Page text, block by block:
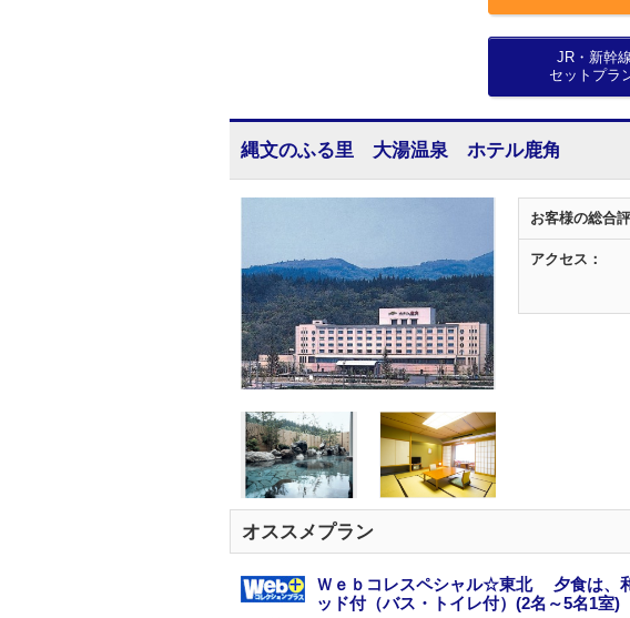
JR・新幹
セットプラ
縄文のふる里 大湯温泉 ホテル鹿角
お客様の総合
アクセス：
オススメプラン
Ｗｅｂコレスペシャル☆東北 夕食は、
ッド付（バス・トイレ付）(2名～5名1室)